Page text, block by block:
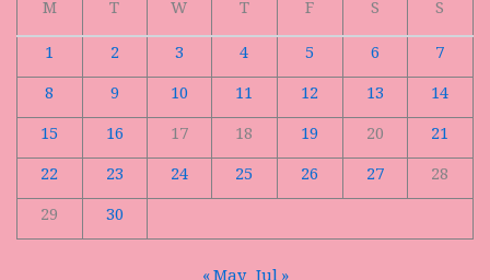
M
T W T F S
S
1
2 3 4 5 6
7
8
9 10 11 12 13
14
15
16 17 18 19 20
21
22
23 24 25 26 27
28
29
30